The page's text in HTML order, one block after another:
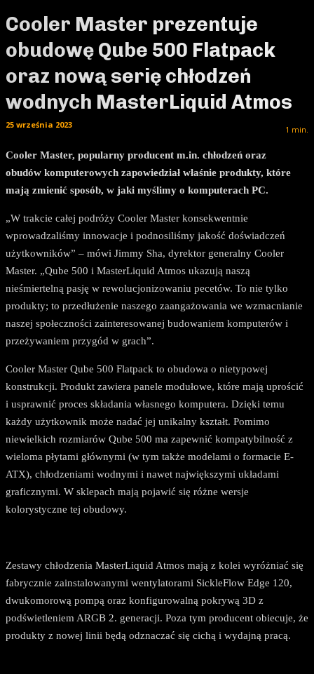
Cooler Master prezentuje
obudowę Qube 500 Flatpack
oraz nową serię chłodzeń
wodnych MasterLiquid Atmos
1 min.
25 września 2023
Cooler Master, popularny producent m.in. chłodzeń oraz
obudów komputerowych zapowiedział właśnie produkty, które
mają zmienić sposób, w jaki myślimy o komputerach PC.
„W trakcie całej podróży Cooler Master konsekwentnie
wprowadzaliśmy innowacje i podnosiliśmy jakość doświadczeń
użytkowników” – mówi Jimmy Sha, dyrektor generalny Cooler
Master. „Qube 500 i MasterLiquid Atmos ukazują naszą
nieśmiertelną pasję w rewolucjonizowaniu pecetów. To nie tylko
produkty; to przedłużenie naszego zaangażowania we wzmacnianie
naszej społeczności zainteresowanej budowaniem komputerów i
przeżywaniem przygód w grach”.
Cooler Master Qube 500 Flatpack to obudowa o nietypowej
konstrukcji. Produkt zawiera panele modułowe, które mają uprościć
i usprawnić proces składania własnego komputera. Dzięki temu
każdy użytkownik może nadać jej unikalny kształt. Pomimo
niewielkich rozmiarów Qube 500 ma zapewnić kompatybilność z
wieloma płytami głównymi (w tym także modelami o formacie E-
ATX), chłodzeniami wodnymi i nawet największymi układami
graficznymi. W sklepach mają pojawić się różne wersje
kolorystyczne tej obudowy.
Zestawy chłodzenia MasterLiquid Atmos mają z kolei wyróżniać się
fabrycznie zainstalowanymi wentylatorami SickleFlow Edge 120,
dwukomorową pompą oraz konfigurowalną pokrywą 3D z
podświetleniem ARGB 2. generacji. Poza tym producent obiecuje, że
produkty z nowej linii będą odznaczać się cichą i wydajną pracą.